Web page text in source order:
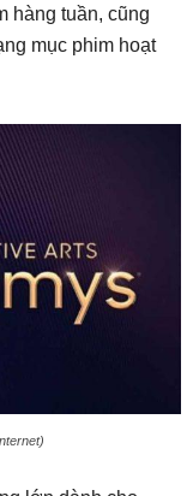
hàng tuần, cũng
mục phim hoạt